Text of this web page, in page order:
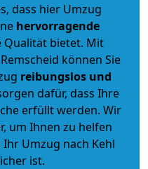
dass hier Umzug
hervorragende
Qualität bietet. Mit
können Sie
reibungslos und
dafür, dass Ihre
erfüllt werden. Wir
um Ihnen zu helfen
Umzug nach Kehl
ist.